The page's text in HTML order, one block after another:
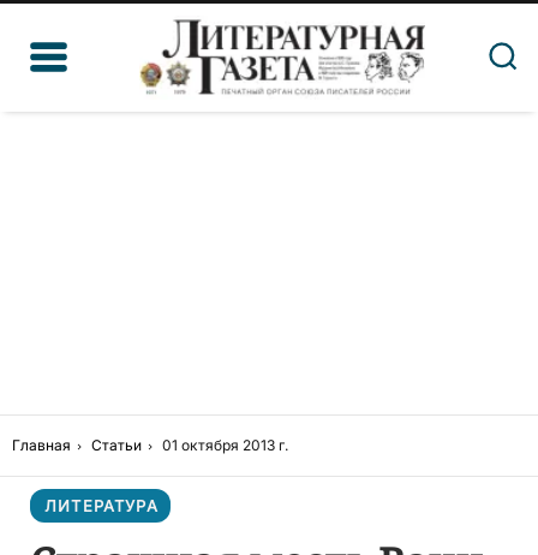
Главная Статьи 01 октября 2013 г.
ЛИТЕРАТУРА